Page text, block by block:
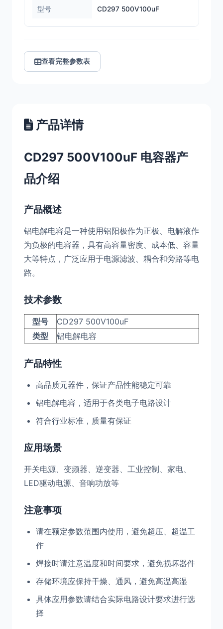
型号 CD297 500V100uF
查看完整参数表
产品详情
CD297 500V100uF 电容器产
品介绍
产品概述
铝电解电容是一种使用铝阳极作为正极、电解液作
为负极的电容器，具有高容量密度、成本低、容量
大等特点，广泛应用于电源滤波、耦合和旁路等电
路。
技术参数
型号
CD297 500V100uF
类型
铝电解电容
产品特性
高品质元器件，保证产品性能稳定可靠
铝电解电容，适用于各类电子电路设计
符合行业标准，质量有保证
应用场景
开关电源、变频器、逆变器、工业控制、家电、
LED驱动电源、音响功放等
注意事项
请在额定参数范围内使用，避免超压、超温工
作
焊接时请注意温度和时间要求，避免损坏器件
存储环境应保持干燥、通风，避免高温高湿
具体应用参数请结合实际电路设计要求进行选
择